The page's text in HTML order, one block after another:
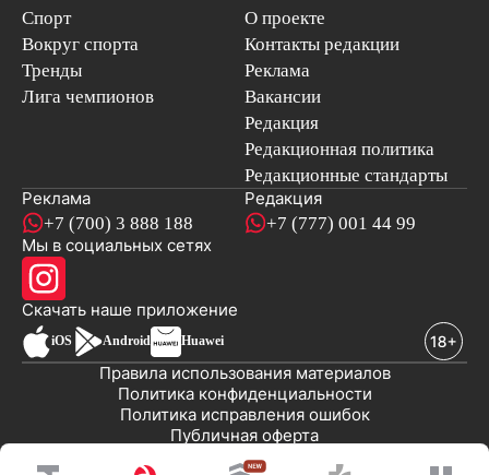
Спорт
Вокруг спорта
Тренды
Лига чемпионов
О проекте
Контакты редакции
Реклама
Вакансии
Редакция
Редакционная политика
Редакционные стандарты
Реклама
+7 (700) 3 888 188
Редакция
+7 (777) 001 44 99
Мы в социальных сетях
Скачать наше приложениеновостей
iOS Android Huawei
Публичная оферта
Политика исправления ошибок
Политика конфиденциальности
Правила использования материалов
© 2008-2026 ТОО «EML»